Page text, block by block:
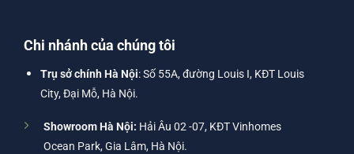
Chi nhánh của chúng tôi
Trụ sở chính Hà Nội: Số 55A, đường Louis I, KĐT Louis
City, Đại Mỗ, Hà Nội.
Showroom Hà Nội: Hải Âu 02 -07, KĐT Vinhomes
Ocean Park, Gia Lâm, Hà Nội.